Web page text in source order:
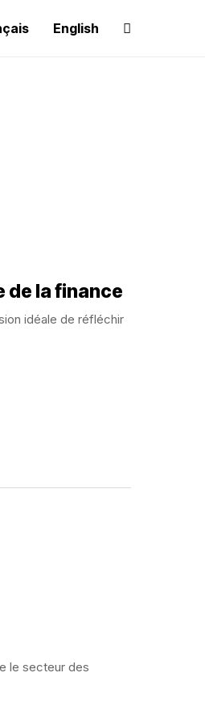
English
de la finance
idéale de réfléchir
le secteur des